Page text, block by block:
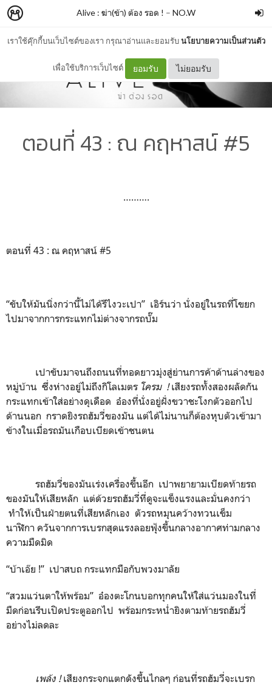
เราใช้คุ๊กกี้บนเว็บไซต์ของเรา กรุณาอ่านและยอมรับนโยบายความเป็นส่วนตัว
เพื่อใช้บริการเว็บไซต์ ยอมรับ ไม่ยอมรับ
Alive : ฆ่า(ข้า) ต้อง รอด ! – NO.W
ตอนที่ 43 : ณ คฤหาสน์ #5
……….
ตอนที่ 43 : ณ คฤหาสน์ #5
“ขับให้มันนิ่งกว่านี้ไม่ได้รึไงวะเปา” เอิร์นว่า นั่งอยู่ในรถที่โขยก
ไปมาจากการกระแทกไม่ต่างจากรถบั๊ม
เปาขับมาจนถึงถนนที่ทอดยาวมุ่งสู่ย่านการค้าด้านล่างของ
หมู่บ้าน ซึ่งห่างอยู่ไม่ถึงกิโลเมตร โครม !เสียงรถทั้งสองผลัดกัน
กระแทกเข้าใส่อย่างดุเดือด อ๋องที่นั่งอยู่ฝั่งขวาชะโงกตัวออกไป
ด้านนอก กราดยิงรถฮัมวี่ของมัน แต่ได้ไม่นานก็ต้องหุบตัวเข้ามา
ข้างในเมื่อรถมันเกือบเบียดเข้าชนตน
รถฮัมวี่ของมันเร่งเครื่องขึ้นอีก เปาพยายามเบียดท้ายรถ
ของมันให้เสียหลัก แต่ด้วยรถฮัมวี่ที่ดูจะแข็งแรงและมั่นคงกว่า
ทำให้เป็นฝ่ายตนที่เสียหลักเอง ตัวรถหมุนคว้างทวนเข็ม
นาฬิกา ควันจากการเบรกสุดแรงลอยฟุ้งขึ้นกลางอากาศท่ามกลาง
ความมืดมิด
“บ้าเอ๊ย !” เปาสบถ กระแทกมือกับพวงมาลัย
“สวมแว่นตาให้พร้อม” อ๋องตะโกนบอกทุกคนให้ใส่แว่นมองในที่
มืดก่อนรีบเปิดประตูออกไป พร้อมกระหน่ำยิงตามท้ายรถฮัมวี่
อย่างไม่ลดละ
เพล้ง !เสียงกระจกแตกดังขึ้นไกลๆ ก่อนที่รถฮัมวี่จะเบรก